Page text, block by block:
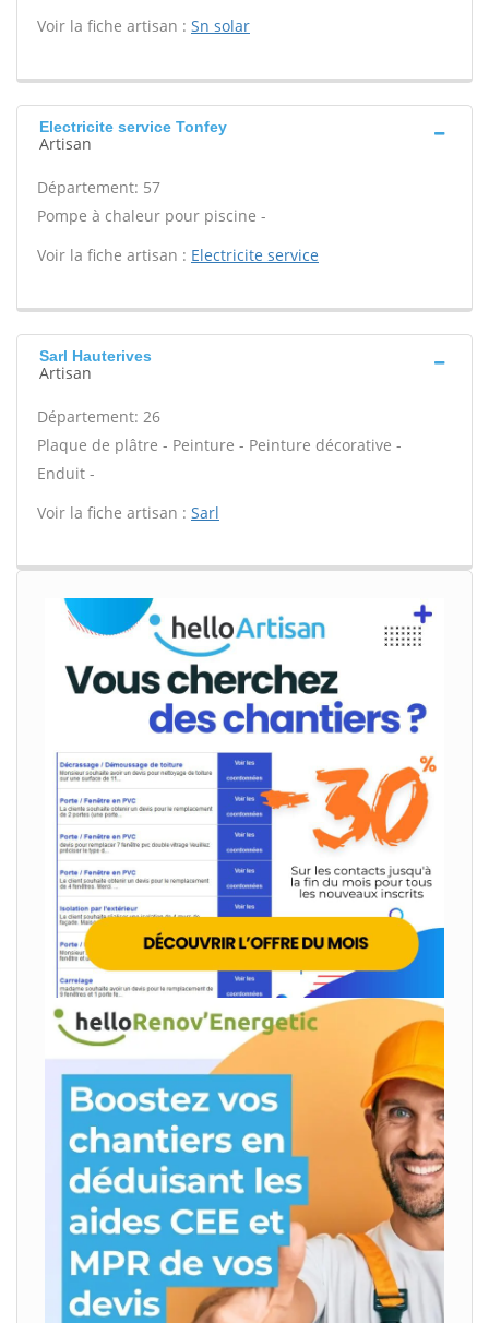
Voir la fiche artisan : Sn solar
Electricite service Tonfey
Artisan
Département: 57
Pompe à chaleur pour piscine -
Voir la fiche artisan : Electricite service
Sarl Hauterives
Artisan
Département: 26
Plaque de plâtre - Peinture - Peinture décorative -
Enduit -
Voir la fiche artisan : Sarl